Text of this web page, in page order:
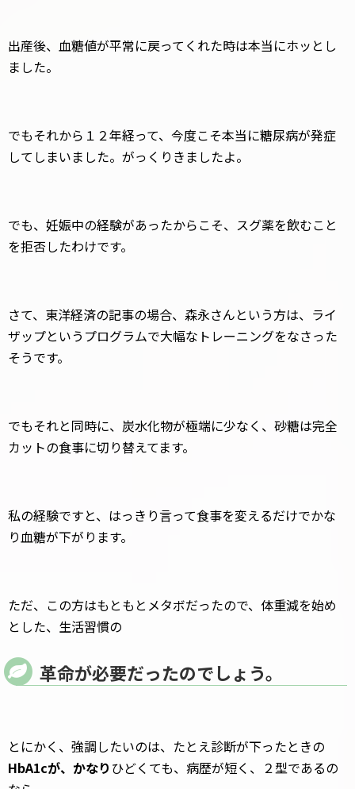
出産後、血糖値が平常に戻ってくれた時は本当にホッとし
ました。
でもそれから１２年経って、今度こそ本当に糖尿病が発症
してしまいました。がっくりきましたよ。
でも、妊娠中の経験があったからこそ、スグ薬を飲むこと
を拒否したわけです。
さて、東洋経済の記事の場合、森永さんという方は、ライ
ザップというプログラムで大幅なトレーニングをなさった
そうです。
でもそれと同時に、炭水化物が極端に少なく、砂糖は完全
カットの食事に切り替えてます。
私の経験ですと、はっきり言って食事を変えるだけでかな
り血糖が下がります。
ただ、この方はもともとメタボだったので、体重減を始め
とした、生活習慣の
革命が必要だったのでしょう。
とにかく、強調したいのは、たとえ診断が下ったときの
HbA1cが、かなり ひどくても、病歴が短く、２型であるの